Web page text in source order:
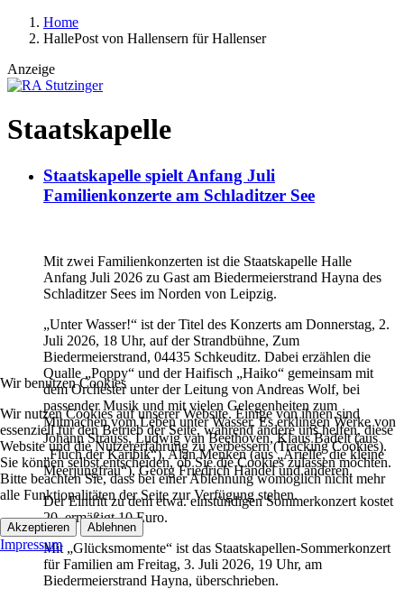
Home
HallePost von Hallensern für Hallenser
Anzeige
Staatskapelle
Staatskapelle spielt Anfang Juli
Familienkonzerte am Schladitzer See
Mit zwei Familienkonzerten ist die Staatskapelle Halle
Anfang Juli 2026 zu Gast am Biedermeierstrand Hayna des
Schladitzer Sees im Norden von Leipzig.
„Unter Wasser!“ ist der Titel des Konzerts am Donnerstag, 2.
Juli 2026, 18 Uhr, auf der Strandbühne, Zum
Biedermeierstrand, 04435 Schkeuditz. Dabei erzählen die
Qualle „Poppy“ und der Haifisch „Haiko“ gemeinsam mit
dem Orchester unter der Leitung von Andreas Wolf, bei
passender Musik und mit vielen Gelegenheiten zum
Mitmachen vom Leben unter Wasser. Es erklingen Werke von
Johann Strauss, Ludwig van Beethoven, Klaus Badelt (aus
„Fluch der Karibik“), Alan Menken (aus „Arielle, die kleine
Meerjungfrau“), Georg Friedrich Händel und anderen.
Der Eintritt zu dem etwa. einstündigen Sommerkonzert kostet
20, ermäßigt 10 Euro.
Mit „Glücksmomente“ ist das Staatskapellen-Sommerkonzert
für Familien am Freitag, 3. Juli 2026, 19 Uhr, am
Biedermeierstrand Hayna, überschrieben.
Wir benutzen Cookies
Wir nutzen Cookies auf unserer Website. Einige von ihnen sind
essenziell für den Betrieb der Seite, während andere uns helfen, diese
Website und die Nutzererfahrung zu verbessern (Tracking Cookies).
Sie können selbst entscheiden, ob Sie die Cookies zulassen möchten.
Bitte beachten Sie, dass bei einer Ablehnung womöglich nicht mehr
alle Funktionalitäten der Seite zur Verfügung stehen.
Akzeptieren Ablehnen
Impressum